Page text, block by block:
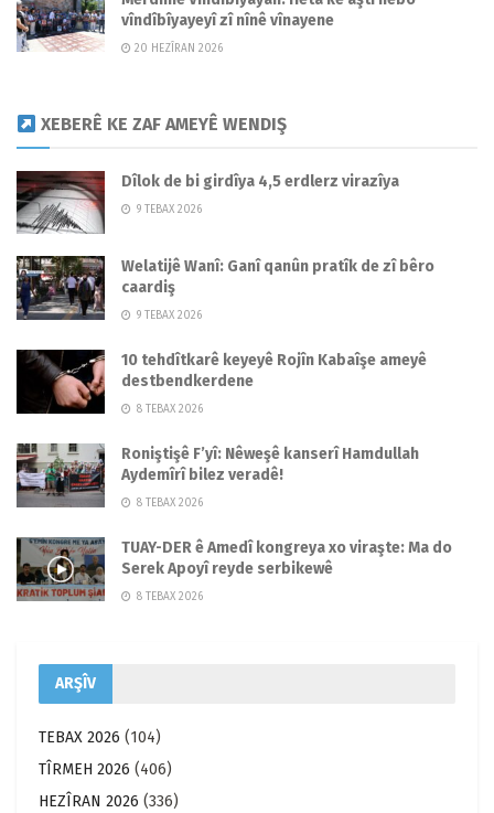
vîndîbîyayeyî zî nînê vînayene
20 HEZÎRAN 2026
XEBERÊ KE ZAF AMEYÊ WENDIŞ
Dîlok de bi girdîya 4,5 erdlerz virazîya
9 TEBAX 2026
Welatijê Wanî: Ganî qanûn pratîk de zî bêro
caardiş
9 TEBAX 2026
10 tehdîtkarê keyeyê Rojîn Kabaîşe ameyê
destbendkerdene
8 TEBAX 2026
Roniştişê F’yî: Nêweşê kanserî Hamdullah
Aydemîrî bilez veradê!
8 TEBAX 2026
TUAY-DER ê Amedî kongreya xo viraşte: Ma do
Serek Apoyî reyde serbikewê
8 TEBAX 2026
ARŞÎV
TEBAX 2026 (104)
TÎRMEH 2026 (406)
HEZÎRAN 2026 (336)